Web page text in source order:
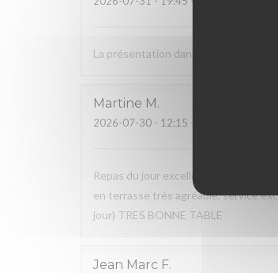
La présentation dans les assiettes
Martine M
2026-07-30 - 12:15 - 来宾 6
Repas du jour excellent, très bon
en terrasse très agréable, service
jour) TRES BONNE TABLE
Jean Marc F